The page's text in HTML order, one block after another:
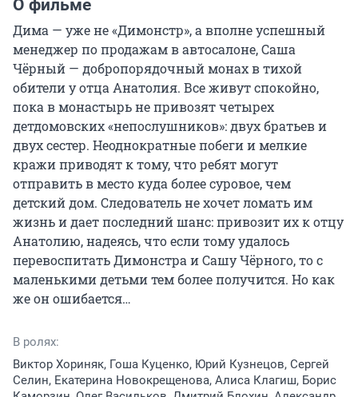
О фильме
Дима — уже не «Димонстр», а вполне успешный
менеджер по продажам в автосалоне, Саша
Чёрный — добропорядочный монах в тихой
обители у отца Анатолия. Все живут спокойно,
пока в монастырь не привозят четырех
детдомовских «непослушников»: двух братьев и
двух сестер. Неоднократные побеги и мелкие
кражи приводят к тому, что ребят могут
отправить в место куда более суровое, чем
детский дом. Следователь не хочет ломать им
жизнь и дает последний шанс: привозит их к отцу
Анатолию, надеясь, что если тому удалось
перевоспитать Димонстра и Сашу Чёрного, то с
маленькими детьми тем более получится. Но как
же он ошибается…
В ролях:
Виктор Хориняк, Гоша Куценко, Юрий Кузнецов, Сергей
Селин, Екатерина Новокрещенова, Алиса Клагиш, Борис